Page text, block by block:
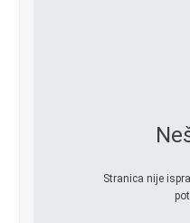
Stranica nije